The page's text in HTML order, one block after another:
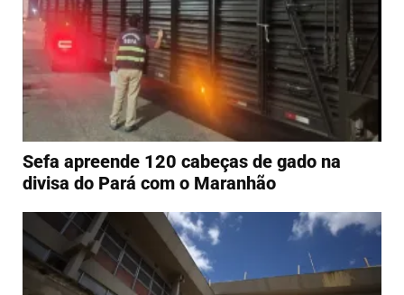
Sefa apreende 120 cabeças de gado na
divisa do Pará com o Maranhão